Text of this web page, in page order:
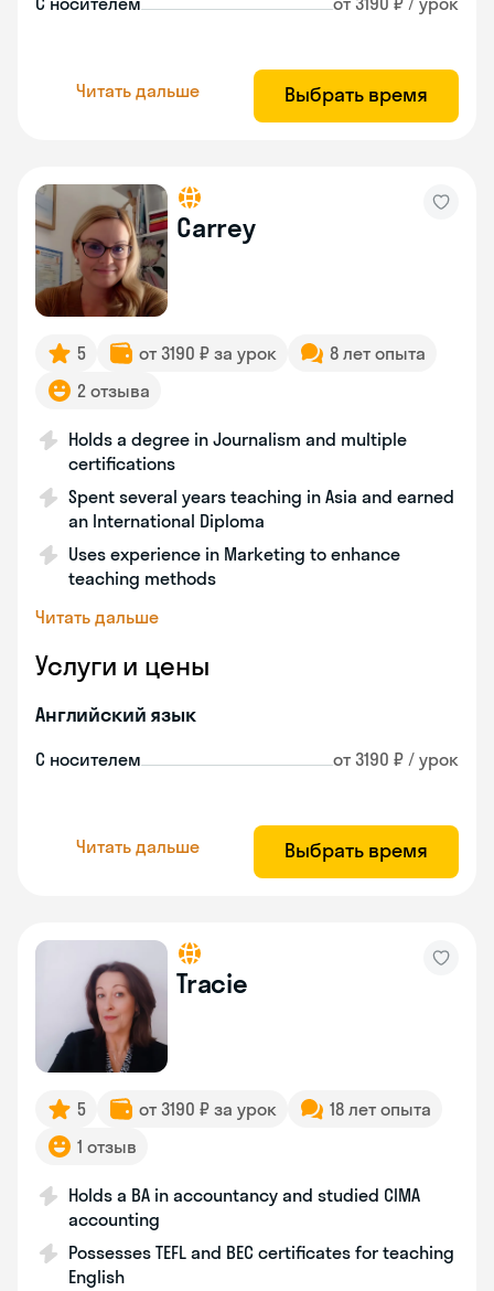
Читать дальше Выбрать время
Carrey
5 от 3190 ₽ за урок
8 лет опыта
2 отзыва
Holds a degree in Journalism and multiple
certifications
Spent several years teaching in Asia and earned
an International Diploma
Uses experience in Marketing to enhance
teaching methods
Читать дальше
Услуги и цены
Английский язык
С носителем от 3190 ₽ / урок
Читать дальше Выбрать время
Tracie
5 от 3190 ₽ за урок
18 лет опыта
1 отзыв
Holds a BA in accountancy and studied CIMA
accounting
Possesses TEFL and BEC certificates for teaching
English